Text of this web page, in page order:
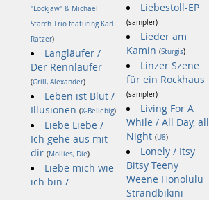
"Lockjaw" & Michael
Starch Trio featuring Karl
Ratzer)
Langläufer /
Der Rennläufer
(Grill, Alexander)
Leben ist Blut /
Illusionen (X-Beliebig)
Liebe Liebe /
Ich gehe aus mit
dir (Mollies, Die)
Liebe mich wie
ich bin /
Liebestoll-EP
(sampler)
Lieder am
Kamin (Sturgis)
Linzer Szene
für ein Rockhaus
(sampler)
Living For A
While / All Day, all
Night (U8)
Lonely / Itsy
Bitsy Teeny
Weene Honolulu
Strandbikini